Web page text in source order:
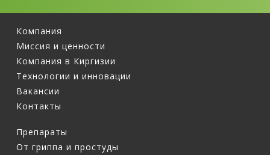
Компания
Миссия и ценности
Компания в Киргизии
Технологии и инновации
Вакансии
Контакты
Препараты
От гриппа и простуды